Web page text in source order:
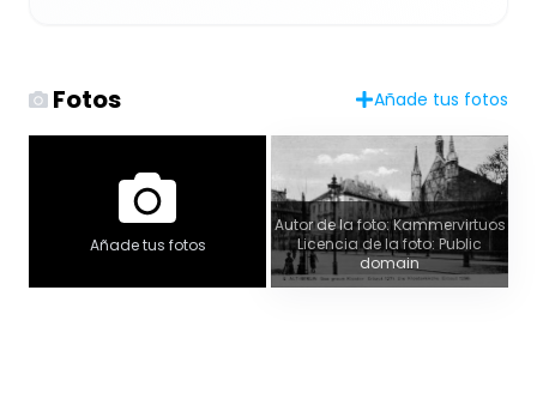
Fotos Añade tus fotos
Añade tus fotos
Autor de la foto: Kammervirtuos
Licencia de la foto: Public
domain